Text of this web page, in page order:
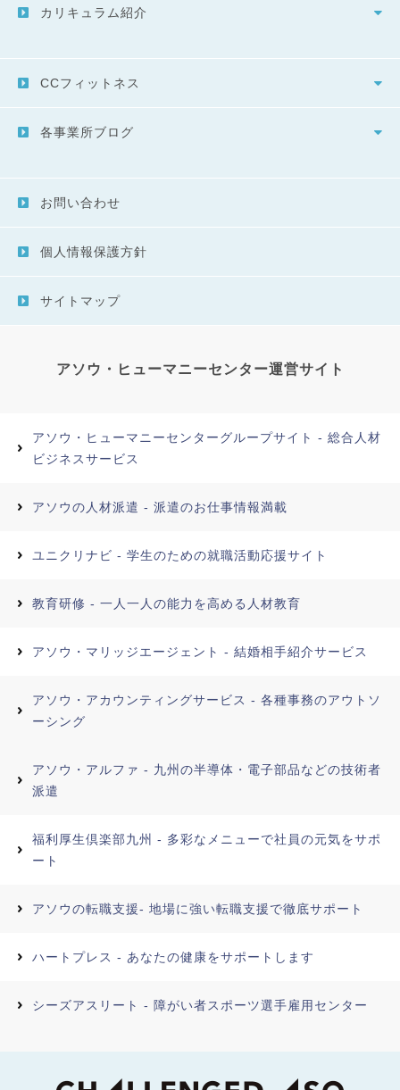
カリキュラム紹介
CCフィットネス
各事業所ブログ
お問い合わせ
個人情報保護方針
サイトマップ
アソウ・ヒューマニーセンター運営サイト
アソウ・ヒューマニーセンターグループサイト - 総合人材
ビジネスサービス
アソウの人材派遣 - 派遣のお仕事情報満載
ユニクリナビ - 学生のための就職活動応援サイト
教育研修 - 一人一人の能力を高める人材教育
アソウ・マリッジエージェント - 結婚相手紹介サービス
アソウ・アカウンティングサービス - 各種事務のアウトソ
ーシング
アソウ・アルファ - 九州の半導体・電子部品などの技術者
派遣
福利厚生倶楽部九州 - 多彩なメニューで社員の元気をサポ
ート
アソウの転職支援- 地場に強い転職支援で徹底サポート
ハートプレス - あなたの健康をサポートします
シーズアスリート - 障がい者スポーツ選手雇用センター